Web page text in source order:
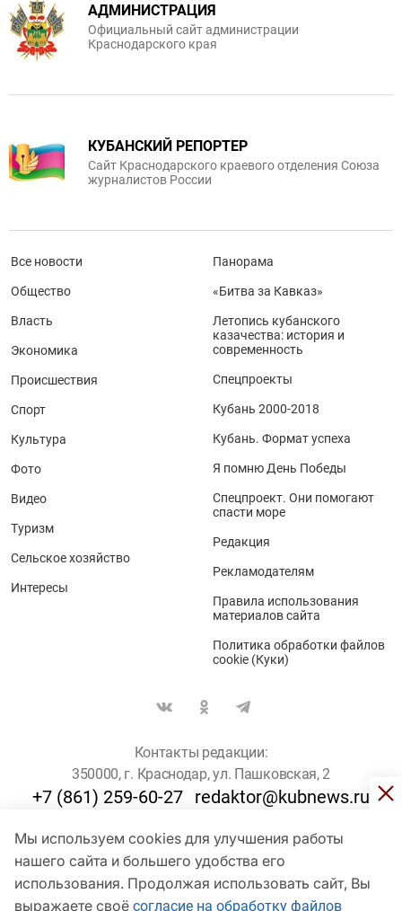
Мы используем cookies для улучшения работы
нашего сайта и большего удобства его
использования. Продолжая использовать сайт, Вы
выражаете своё согласие на обработку файлов
АДМИНИСТРАЦИЯ
Официальный сайт администрации
Краснодарского края
КУБАНСКИЙ РЕПОРТЕР
Сайт Краснодарского краевого отделения Союза
журналистов России
Все новости
Общество
Власть
Экономика
Происшествия
Спорт
Культура
Фото
Видео
Туризм
Сельское хозяйство
Интересы
Панорама
«Битва за Кавказ»
Летопись кубанского
казачества: история и
современность
Спецпроекты
Кубань 2000-2018
Кубань. Формат успеха
Я помню День Победы
Спецпроект. Они помогают
спасти море
Редакция
Рекламодателям
Правила использования
материалов сайта
Политика обработки файлов
cookie (Куки)
Контакты редакции:
350000, г. Краснодар, ул. Пашковская, 2
+7 (861) 259-60-27 redaktor@kubnews.ru
Для пользователей старше 16 лет
© Кубанские Новости, 2017
Сетевое издание «kubnews» зарегистрировано Федеральной